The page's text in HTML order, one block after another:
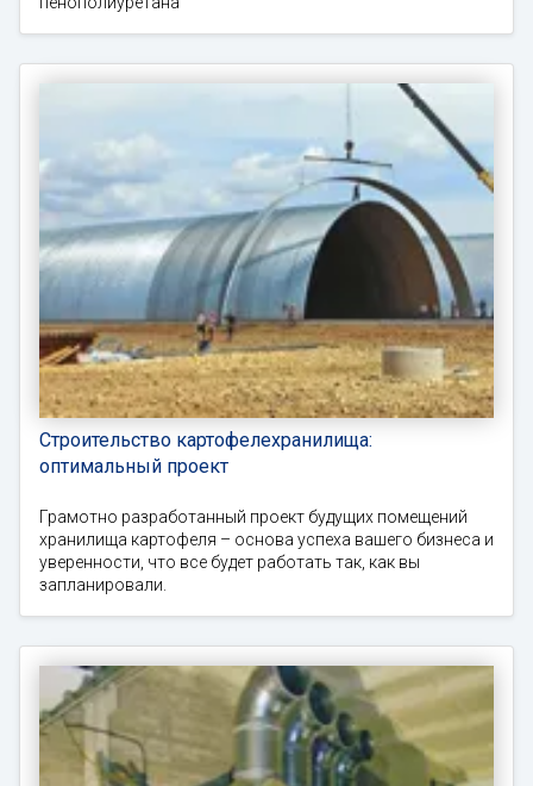
Строительство картофелехранилища:
оптимальный проект
Грамотно разработанный проект будущих помещений
хранилища картофеля – основа успеха вашего бизнеса и
уверенности, что все будет работать так, как вы
запланировали.